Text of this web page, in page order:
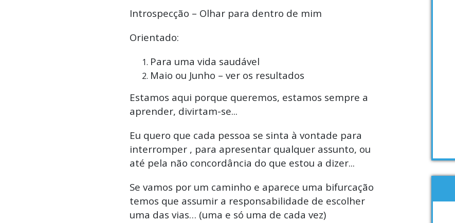
Introspecção – Olhar para dentro de mim
Orientado:
Para uma vida saudável
Maio ou Junho – ver os resultados
Estamos aqui porque queremos, estamos sempre a
aprender, divirtam-se...
Eu quero que cada pessoa se sinta à vontade para
interromper , para apresentar qualquer assunto, ou
até pela não concordância do que estou a dizer...
Se vamos por um caminho e aparece uma bifurcação
temos que assumir a responsabilidade de escolher
uma das vias… (uma e só uma de cada vez)